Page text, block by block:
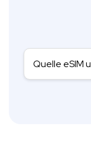
Quelle eSIM